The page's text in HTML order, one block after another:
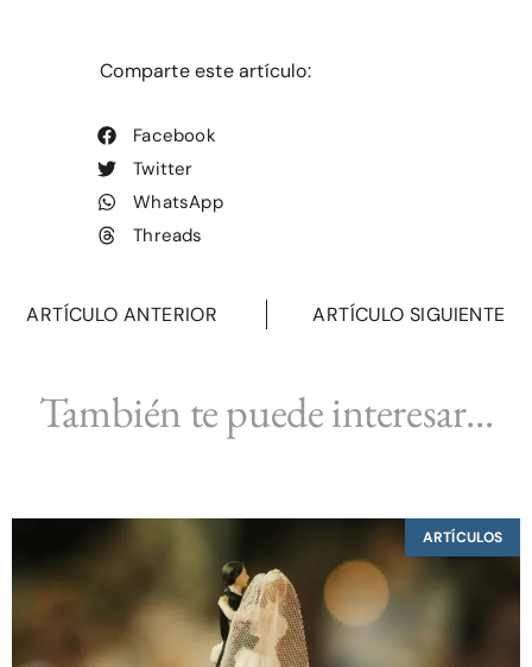
Comparte este artículo:
Facebook
Twitter
WhatsApp
Threads
ARTÍCULO ANTERIOR ARTÍCULO SIGUIENTE
También te puede interesar...
ARTÍCULOS